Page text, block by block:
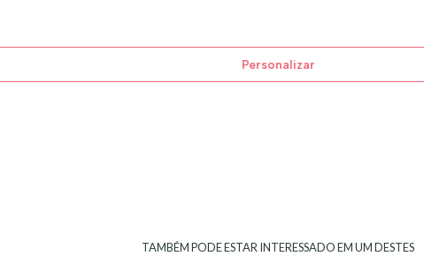
Personalizar
TAMBÉM PODE ESTAR INTERESSADO EM UM DESTES